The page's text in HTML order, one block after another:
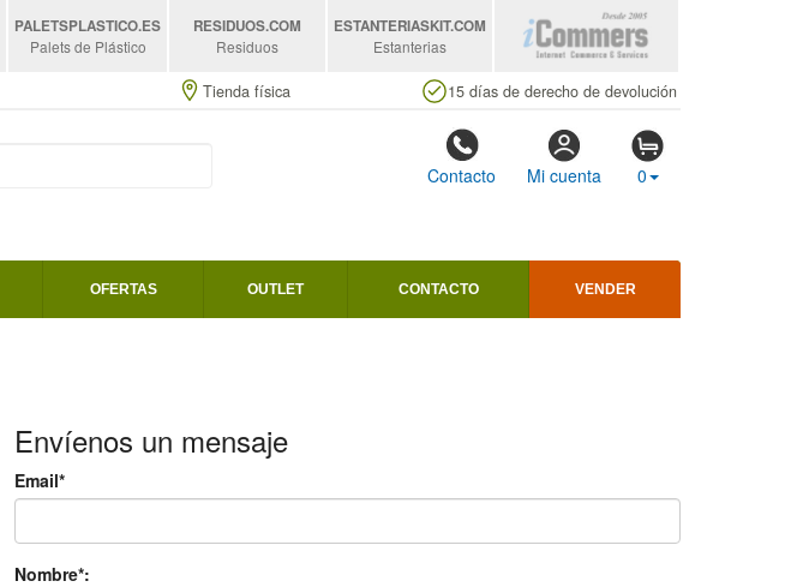
PALETSPLASTICO.ES
Palets de Plástico
RESIDUOS.COM
Residuos
ESTANTERIASKIT.COM
Estanterias
Tienda física 15 días de derecho de devolución
Contacto Mi cuenta 0
OFERTAS OUTLET CONTACTO VENDER
Envíenos un mensaje
Email*
Nombre*: